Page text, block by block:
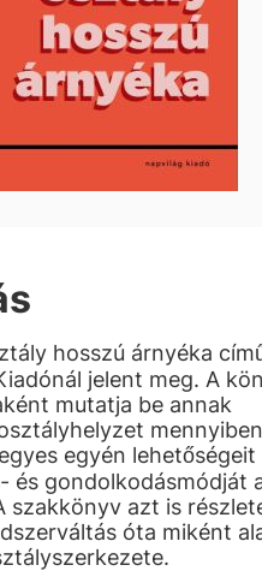
hosszú árnyéka
jelent meg. A
mutatja be annak
mennyiben
egyén lehetőségeit
és gondolkodásmódját
szakkönyv azt is
óta miként